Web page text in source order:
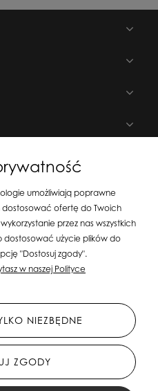
16, 80-299 Gdańsk, woj. pomorskie
508-107-233 | NIP: 5841956567 REGON:
umożliwiają poprawne
dostosować ofertę do Twoich
przez nas wszystkich
dostosować użycie plików do
"Dostosuj zgody".
w naszej Polityce
NIEZBĘDNE
ZGODY